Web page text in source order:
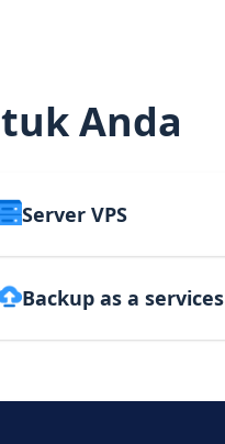
Anda
Server VPS
Backup as a services